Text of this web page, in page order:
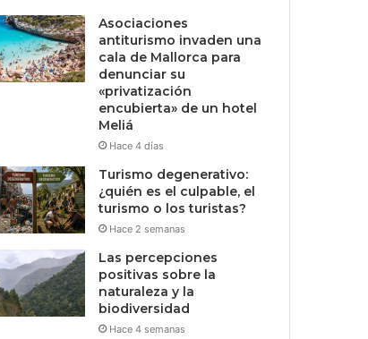
Asociaciones
antiturismo invaden una
cala de Mallorca para
denunciar su
«privatización
encubierta» de un hotel
Meliá
Hace 4 días
Turismo degenerativo:
¿quién es el culpable, el
turismo o los turistas?
Hace 2 semanas
Las percepciones
positivas sobre la
naturaleza y la
biodiversidad
Hace 4 semanas